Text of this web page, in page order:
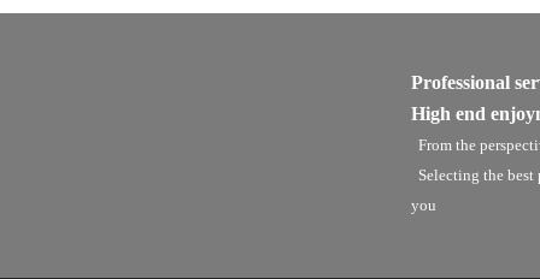
Professional
High end
From the
Selecting the
you